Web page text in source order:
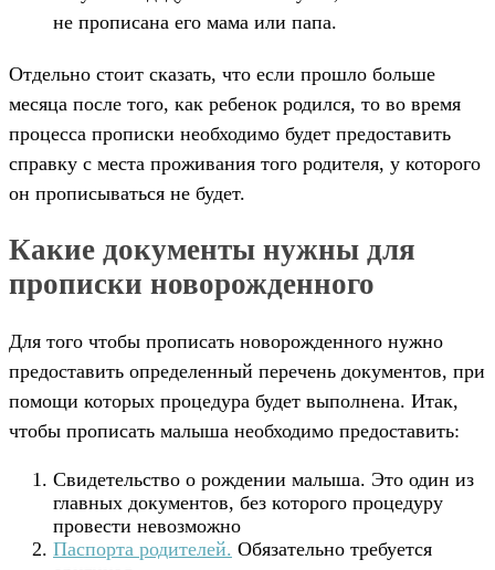
не прописана его мама или папа.
Отдельно стоит сказать, что если прошло больше
месяца после того, как ребенок родился, то во время
процесса прописки необходимо будет предоставить
справку с места проживания того родителя, у которого
он прописываться не будет.
Какие документы нужны для
прописки новорожденного
Для того чтобы прописать новорожденного нужно
предоставить определенный перечень документов, при
помощи которых процедура будет выполнена. Итак,
чтобы прописать малыша необходимо предоставить:
Свидетельство о рождении малыша. Это один из
главных документов, без которого процедуру
провести невозможно
Паспорта родителей. Обязательно требуется